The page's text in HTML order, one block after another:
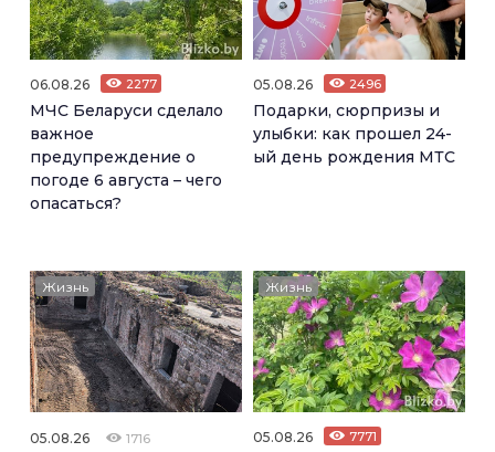
06.08.26 2277
МЧС Беларуси сделало
важное
предупреждение о
погоде 6 августа – чего
опасаться?
05.08.26 2496
Подарки, сюрпризы и
улыбки: как прошел 24-
ый день рождения МТС
Жизнь
05.08.26 1716
Жизнь
05.08.26 7771